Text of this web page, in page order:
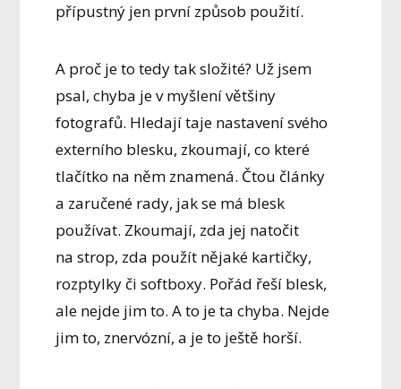
přípustný jen první způsob použití.
A proč je to tedy tak složité? Už jsem
psal, chyba je v myšlení většiny
fotografů. Hledají taje nastavení svého
externího blesku, zkoumají, co které
tlačítko na něm znamená. Čtou články
a zaručené rady, jak se má blesk
používat. Zkoumají, zda jej natočit
na strop, zda použít nějaké kartičky,
rozptylky či softboxy. Pořád řeší blesk,
ale nejde jim to. A to je ta chyba. Nejde
jim to, znervózní, a je to ještě horší.